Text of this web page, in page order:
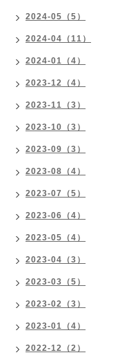
2024-05（5）
2024-04（11）
2024-01（4）
2023-12（4）
2023-11（3）
2023-10（3）
2023-09（3）
2023-08（4）
2023-07（5）
2023-06（4）
2023-05（4）
2023-04（3）
2023-03（5）
2023-02（3）
2023-01（4）
2022-12（2）